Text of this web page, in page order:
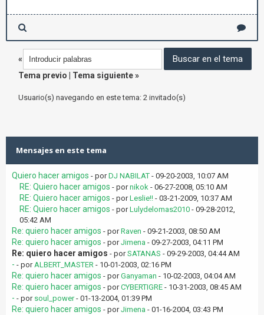
«
Tema previo
Tema siguiente»
Usuario(s) navegando en este tema: 2 invitado(s)
Mensajes en este tema
Quiero hacer amigos - porDJ NABILAT - 09-20-2003, 10:07 AM
RE: Quiero hacer amigos - pornikok - 06-27-2008, 05:10 AM
RE: Quiero hacer amigos - porLeslie!! - 03-21-2009, 10:37 AM
RE: Quiero hacer amigos - porLulydelomas2010 - 09-28-2012,
05:42 AM
Re: quiero hacer amigos - porRaven - 09-21-2003, 08:50 AM
Re: quiero hacer amigos - porJimena - 09-27-2003, 04:11 PM
Re: quiero hacer amigos - porSATANAS - 09-29-2003, 04:44 AM
- - porALBERT_MASTER - 10-01-2003, 02:16 PM
Re: quiero hacer amigos - porGanyaman - 10-02-2003, 04:04 AM
Re: quiero hacer amigos - porCYBERTIGRE - 10-31-2003, 08:45 AM
- - por soul_power- 01-13-2004, 01:39 PM
Re: quiero hacer amigos - porJimena - 01-16-2004, 03:43 PM